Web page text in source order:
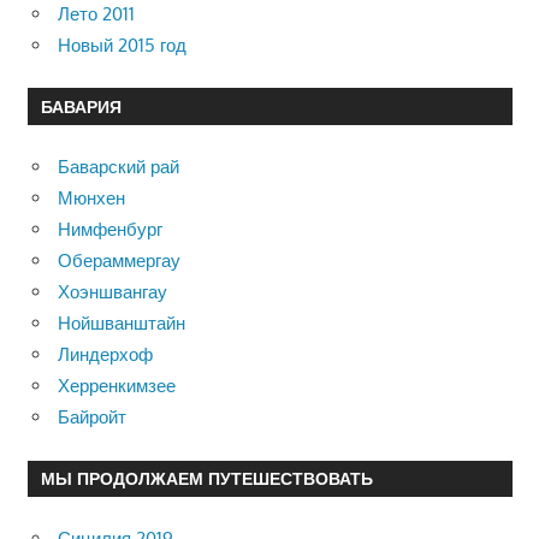
Лето 2011
Новый 2015 год
БАВАРИЯ
Баварский рай
Мюнхен
Нимфенбург
Обераммергау
Хоэншвангау
Нойшванштайн
Линдерхоф
Херренкимзее
Байройт
МЫ ПРОДОЛЖАЕМ ПУТЕШЕСТВОВАТЬ